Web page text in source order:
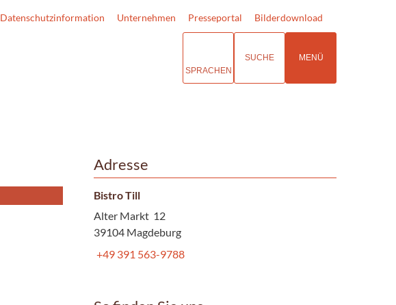
Datenschutzinformation Unternehmen Presseportal Bilderdownload
SPRACHEN
SUCHE MENÜ
Adresse
Bistro Till
Alter Markt 12
39104 Magdeburg
+49 391 563-9788